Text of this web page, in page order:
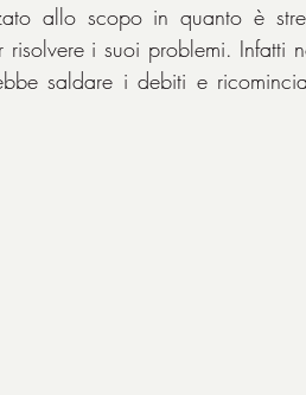
allo scopo in quanto è
risolvere i suoi problemi. Infatti
saldare i debiti e